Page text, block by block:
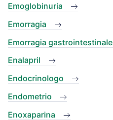
Emoglobinuria
Emorragia
Emorragia gastrointestinale
Enalapril
Endocrinologo
Endometrio
Enoxaparina